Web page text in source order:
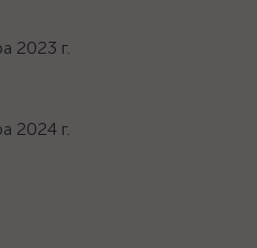
2023 г.
2024 г.